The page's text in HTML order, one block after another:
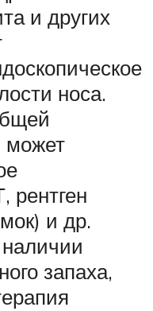
и других
носа.
может
рентген
и др.
запаха,